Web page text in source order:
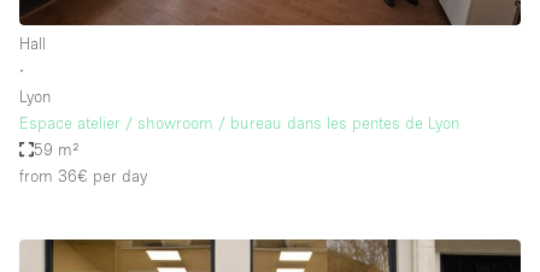
Hall
∙
Lyon
Espace atelier / showroom / bureau dans les pentes de Lyon
59 m²
from 36€ per day